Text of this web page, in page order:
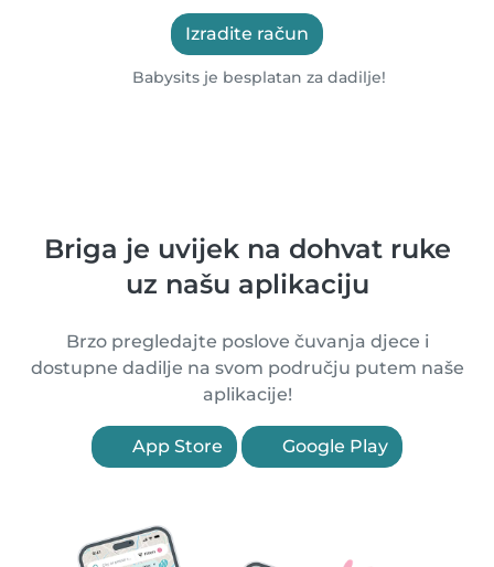
Izradite račun
Babysits je besplatan za dadilje!
Briga je uvijek na dohvat ruke
uz našu aplikaciju
Brzo pregledajte poslove čuvanja djece i
dostupne dadilje na svom području putem naše
aplikacije!
App Store Google Play